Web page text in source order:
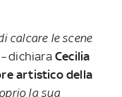
calcare le scene
dichiara Cecilia
artistico della
la sua